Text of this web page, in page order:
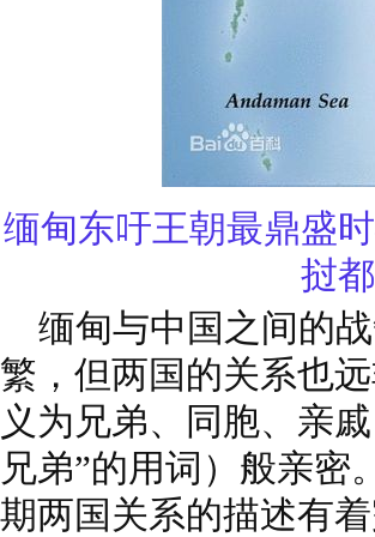
缅甸东吁王朝最鼎盛
挝
缅甸与中国之间的
繁，但两国的关系也
义为兄弟、同胞、亲
兄弟”的用词）般亲密
期两国关系的描述有